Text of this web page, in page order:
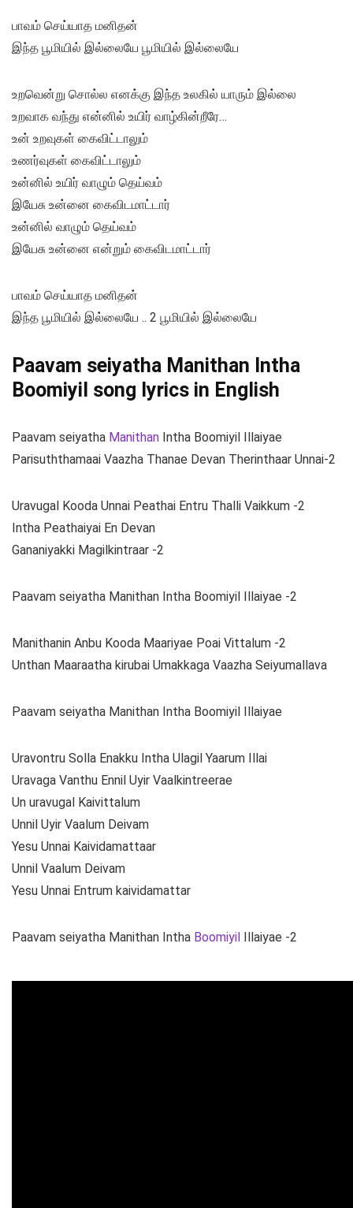
பாவம் செய்யாத மனிதன்
இந்த பூமியில் இல்லையே பூமியில் இல்லையே
உறவென்று சொல்ல எனக்கு இந்த உலகில் யாரும் இல்லை
உறவாக வந்து என்னில் உயிர் வாழ்கின்றீரே…
உன் உறவுகள் கைவிட்டாலும்
உணர்வுகள் கைவிட்டாலும்
உன்னில் உயிர் வாழும் தெய்வம்
இயேசு உன்னை கைவிடமாட்டார்
உன்னில் வாழும் தெய்வம்
இயேசு உன்னை என்றும் கைவிடமாட்டார்
பாவம் செய்யாத மனிதன்
இந்த பூமியில் இல்லையே .. 2 பூமியில் இல்லையே
Paavam seiyatha Manithan Intha
Boomiyil song lyrics in English
Paavam seiyatha Manithan Intha Boomiyil Illaiyae
Parisuththamaai Vaazha Thanae Devan Therinthaar Unnai-2
Uravugal Kooda Unnai Peathai Entru Thalli Vaikkum -2
Intha Peathaiyai En Devan
Gananiyakki Magilkintraar -2
Paavam seiyatha Manithan Intha Boomiyil Illaiyae -2
Manithanin Anbu Kooda Maariyae Poai Vittalum -2
Unthan Maaraatha kirubai Umakkaga Vaazha Seiyumallava
Paavam seiyatha Manithan Intha Boomiyil Illaiyae
Uravontru Solla Enakku Intha Ulagil Yaarum Illai
Uravaga Vanthu Ennil Uyir Vaalkintreerae
Un uravugal Kaivittalum
Unnil Uyir Vaalum Deivam
Yesu Unnai Kaividamattaar
Unnil Vaalum Deivam
Yesu Unnai Entrum kaividamattar
Paavam seiyatha Manithan Intha Boomiyil Illaiyae -2